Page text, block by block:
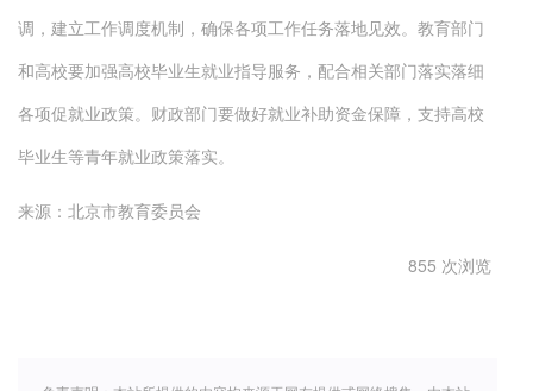
调，建立工作调度机制，确保各项工作任务落地见效。教育部门
和高校要加强高校毕业生就业指导服务，配合相关部门落实落细
各项促就业政策。财政部门要做好就业补助资金保障，支持高校
毕业生等青年就业政策落实。
来源：北京市教育委员会
855 次浏览